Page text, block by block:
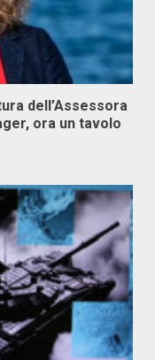
dell’Assessora
ora un tavolo